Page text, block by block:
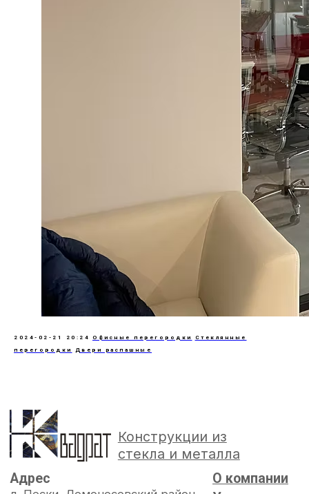
2024-02-21 20:24 Офисные перегородки
Стеклянные
перегородки
Двери распашные